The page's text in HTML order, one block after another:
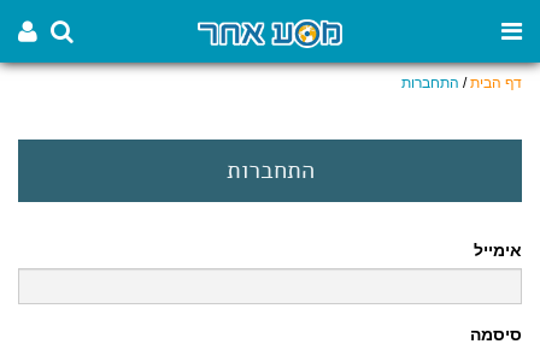
דף הבית/ התחברות
התחברות
אימייל
סיסמה